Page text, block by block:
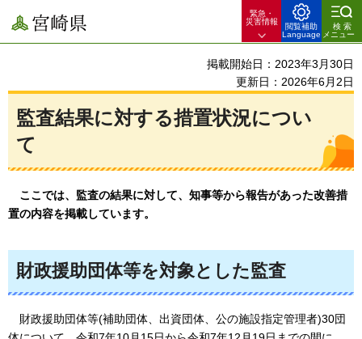
宮崎県
緊急・
災害情報
閲覧補助
Language
検索
メニュー
掲載開始日：2023年3月30日
更新日：2026年6月2日
監査結果に対する措置状況につい
て
ここでは、 監査の結果に対して、知事等から報告があった改善措
置の内容を掲載しています。
財政援助団体等を対象とした監査
財政援助団体等(補助団体、出資団体、公の施設指定管理者)30団